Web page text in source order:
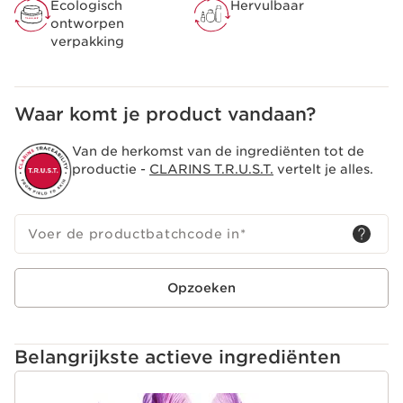
Bevat een combinatie van polyfenolen
van saffraanbloemen en mariene prebioom,
om de huidmicrobiota in balans te houden.
Een lichte, comfortabele lotion die de huid fris laat
aanvoelen.
Ecologisch
ontworpen
verpakking
Hervulbaar
Waar komt je product vandaan?
Van de herkomst van de ingrediënten tot de
productie - CLARINS T.R.U.S.T. vertelt je alles.
Voer de productbatchcode in*
Opzoeken
Belangrijkste actieve ingrediënten